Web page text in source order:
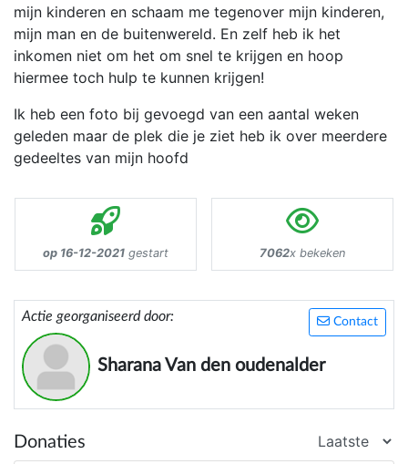
mijn kinderen en schaam me tegenover mijn kinderen,
mijn man en de buitenwereld. En zelf heb ik het
inkomen niet om het om snel te krijgen en hoop
hiermee toch hulp te kunnen krijgen!
Ik heb een foto bij gevoegd van een aantal weken
geleden maar de plek die je ziet heb ik over meerdere
gedeeltes van mijn hoofd
op 16-12-2021 gestart 7062x bekeken
Contact
Actie georganiseerd door:
Sharana Van den oudenalder
Donaties